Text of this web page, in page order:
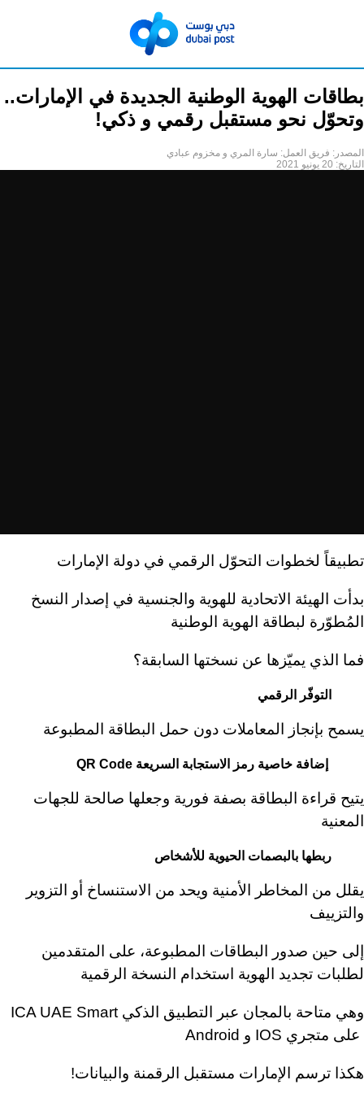
بطاقات الهوية الوطنية الجديدة في الإمارات..
وتحوّل نحو مستقبل رقمي و ذكي!
المصدر: فريق العمل: سارة المري و مخزوم عبادي
التاريخ: 20 يونيو 2021
تطبيقاً لخطوات التحوّل الرقمي في دولة الإمارات
بدأت الهيئة الاتحادية للهوية والجنسية في إصدار النسخ
المُطوّرة لبطاقة الهوية الوطنية
فما الذي يميّزها عن نسختها السابقة؟
التوفّر الرقمي
يسمح بإنجاز المعاملات دون حمل البطاقة المطبوعة
إضافة خاصية رمز الاستجابة السريعة QR Code
يتيح قراءة البطاقة بصفة فورية وجعلها صالحة للجهات
المعنية
ربطها بالبصمات الحيوية للأشخاص
يقلل من المخاطر الأمنية ويحد من الاستنساخ أو التزوير
والتزييف
إلى حين صدور البطاقات المطبوعة، على المتقدمين
لطلبات تجديد الهوية استخدام النسخة الرقمية
وهي متاحة بالمجان عبر التطبيق الذكيICA UAE Smart
على متجري IOS و Android
هكذا ترسم الإمارات مستقبل الرقمنة والبيانات!